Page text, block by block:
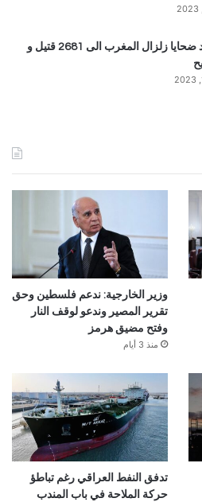
ارتفاع عدد ضحايا زلزال المغرب الى 2681 قتيل و
وزير الخارجية: ندعم فلسطين وحق
تقرير المصير وندعو لوقف النار
وفتح مضيق هرمز
منذ 3 أيام
تدفق النفط العراقي رغم تباطؤ
حركة الملاحة في باب المندب